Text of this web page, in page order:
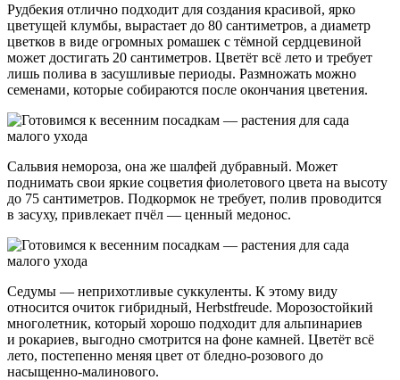
Рудбекия отлично подходит для создания красивой, ярко
цветущей клумбы, вырастает до 80 сантиметров, а диаметр
цветков в виде огромных ромашек с тёмной сердцевиной
может достигать 20 сантиметров. Цветёт всё лето и требует
лишь полива в засушливые периоды. Размножать можно
семенами, которые собираются после окончания цветения.
Сальвия немороза, она же шалфей дубравный. Может
поднимать свои яркие соцветия фиолетового цвета на высоту
до 75 сантиметров. Подкормок не требует, полив проводится
в засуху, привлекает пчёл — ценный медонос.
Седумы — неприхотливые суккуленты. К этому виду
относится очиток гибридный, Herbstfreude. Морозостойкий
многолетник, который хорошо подходит для альпинариев
и рокариев, выгодно смотрится на фоне камней. Цветёт всё
лето, постепенно меняя цвет от бледно-розового до
насыщенно-малинового.